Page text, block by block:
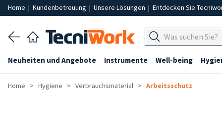
Home | Kundenbetreuung | Unsere Lösungen | Entdecken Sie
Neuheiten und Angebote Instrumente Well-being
Home Hygiene Verbrauchsmaterial Arbeitsschutz